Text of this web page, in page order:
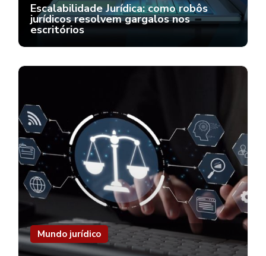
Escalabilidade Jurídica: como robôs
jurídicos resolvem gargalos nos
escritórios
Mundo jurídico